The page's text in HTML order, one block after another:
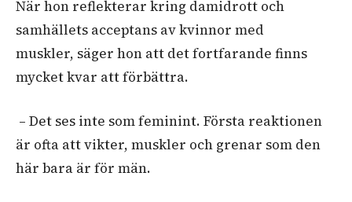
När hon reflekterar kring damidrott och
samhällets acceptans av kvinnor med
muskler, säger hon att det fortfarande finns
mycket kvar att förbättra.
– Det ses inte som feminint. Första reaktionen
är ofta att vikter, muskler och grenar som den
här bara är för män.